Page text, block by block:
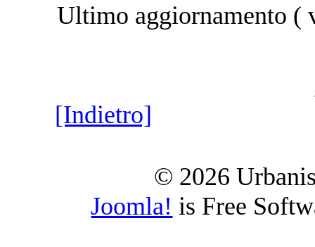
Ultimo aggiornamento
[Indietro]
© 2026
Joomla! is Free